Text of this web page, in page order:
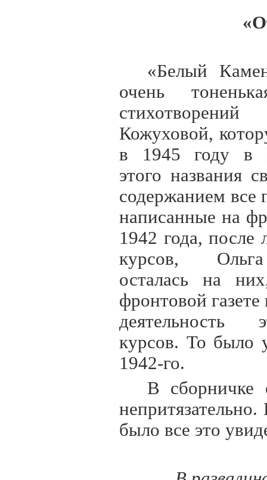
«Белый
очень
Кожуховой,
в 1945 году в
этого названия
содержанием все
написанные на
1942 года, после
курсов,
осталась на
фронтовой
курсов. То было
1942-го.
В сборничке
было все это